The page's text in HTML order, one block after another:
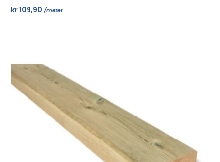
kr109,90 /meter